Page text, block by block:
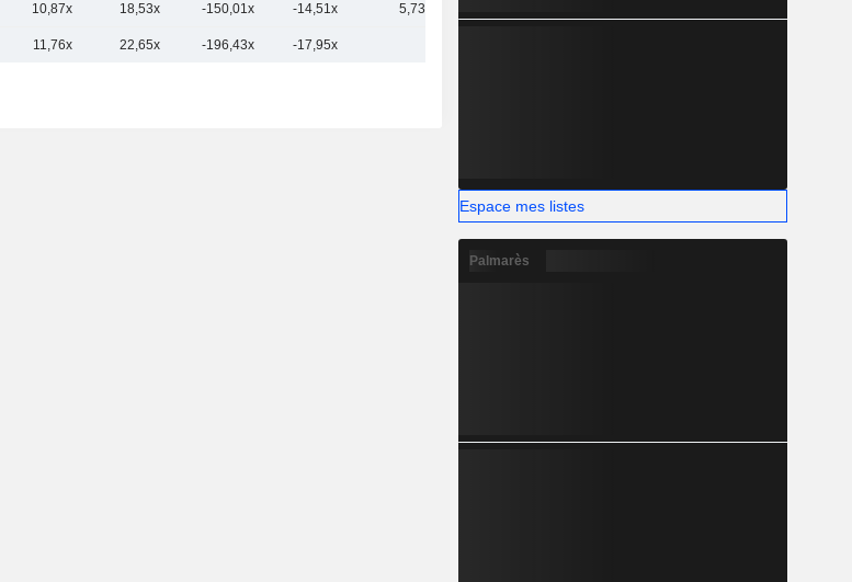
10,87x 18,53x -150,01x -14,51x 5,73 Md
11,76x 22,65x -196,43x -17,95x
Espace mes listes
Palmarès